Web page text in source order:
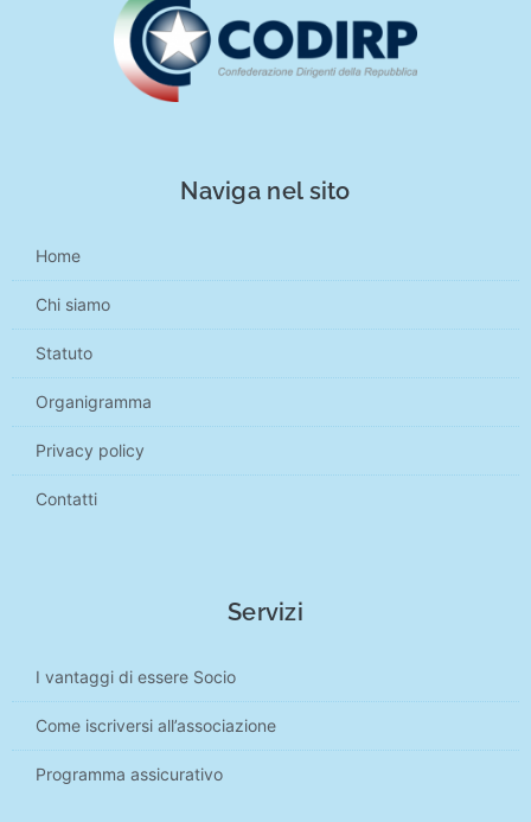
Naviga nel sito
Home
Chi siamo
Statuto
Organigramma
Privacy policy
Contatti
Servizi
I vantaggi di essere Socio
Come iscriversi all’associazione
Programma assicurativo